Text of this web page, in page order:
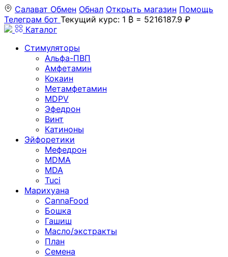
Салават Обмен Обнал Открыть магазин Помощь
Телеграм бот Текущий курс: 1 ₿ = 5216187.9 ₽
Каталог
Стимуляторы
Альфа-ПВП
Амфетамин
Кокаин
Метамфетамин
MDPV
Эфедрон
Винт
Катиноны
Эйфоретики
Мефедрон
MDMA
MDA
Tuci
Марихуана
CannaFood
Бошка
Гашиш
Масло/экстракты
План
Семена